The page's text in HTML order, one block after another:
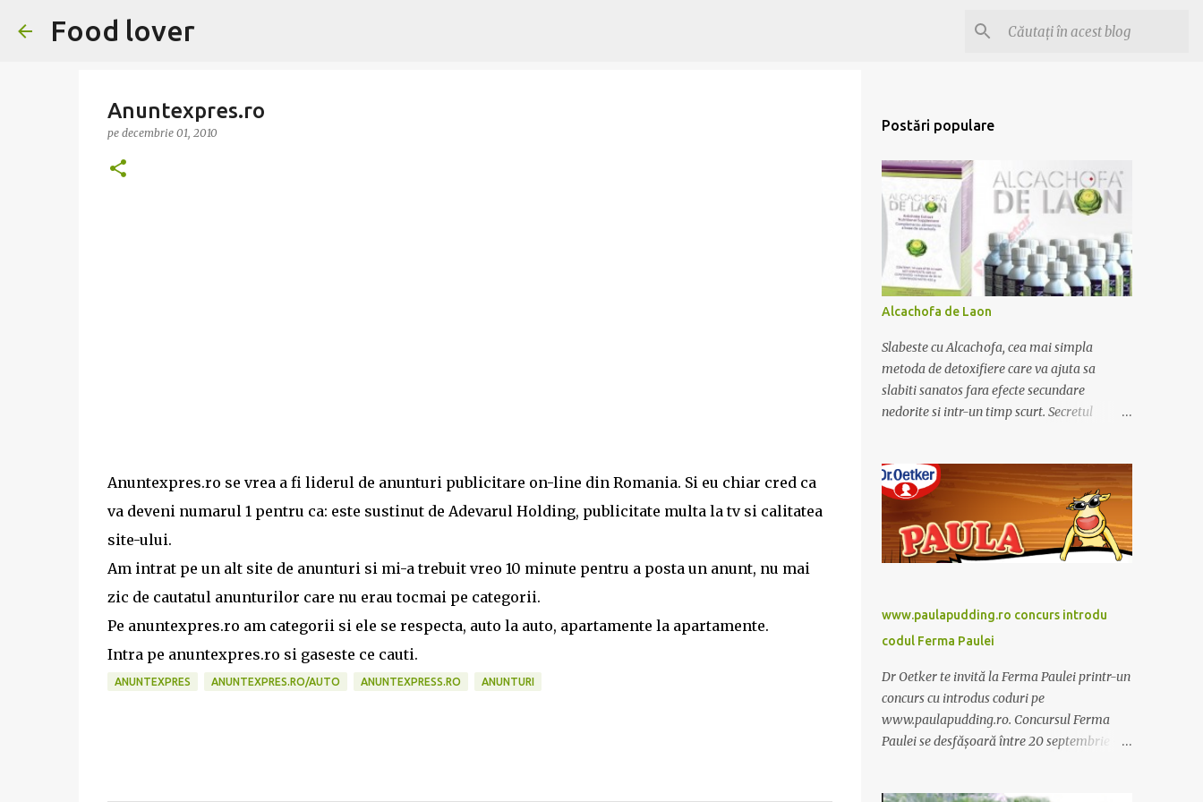
Food lover
Anuntexpres.ro
pe decembrie 01, 2010
Anuntexpres.ro se vrea a fi liderul de anunturi publicitare on-line din Romania. Si eu chiar cred ca
va deveni numarul 1 pentru ca: este sustinut de Adevarul Holding, publicitate multa la tv si calitatea
site-ului.
Am intrat pe un alt site de anunturi si mi-a trebuit vreo 10 minute pentru a posta un anunt, nu mai
zic de cautatul anunturilor care nu erau tocmai pe categorii.
Pe anuntexpres.ro am categorii si ele se respecta, auto la auto, apartamente la apartamente.
Intra pe anuntexpres.ro si gaseste ce cauti.
ANUNTEXPRES ANUNTEXPRES.RO/AUTO ANUNTEXPRESS.RO ANUNTURI
Postări populare
Alcachofa de Laon
Slabeste cu Alcachofa, cea mai simpla
metoda de detoxifiere care va ajuta sa
slabiti sanatos fara efecte secundare
nedorite si intr-un timp scurt. Secretul
trebuie sa folositi o dieta anume iar
Alcachofa se administreaza usor, cate o
sticluta pe zi. Cutia de Alcachofa contine 14
sticlute. Pret 189 lei.
www.paulapudding.ro concurs introdu
codul Ferma Paulei
Dr Oetker te invită la Ferma Paulei printr-un
concurs cu introdus coduri pe
www.paulapudding.ro. Concursul Ferma
Paulei se desfășoară între 20 septembrie -